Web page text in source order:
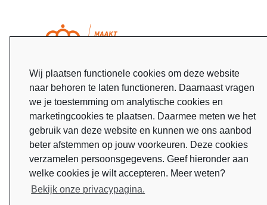
Wij plaatsen functionele cookies om deze website
naar behoren te laten functioneren. Daarnaast vragen
we je toestemming om analytische cookies en
marketingcookies te plaatsen. Daarmee meten we het
gebruik van deze website en kunnen we ons aanbod
beter afstemmen op jouw voorkeuren. Deze cookies
verzamelen persoonsgegevens. Geef hieronder aan
welke cookies je wilt accepteren. Meer weten?
Bekijk onze privacypagina.